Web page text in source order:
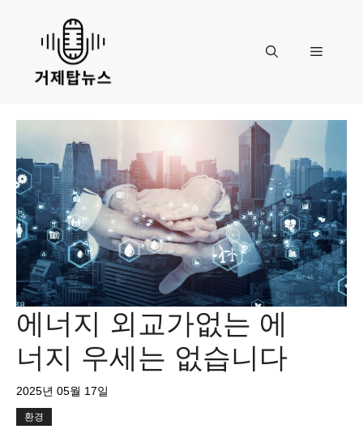
content
Menu
에너지 외교가없는 에
너지 우세는 없습니다
2025년 05월 17일
환경